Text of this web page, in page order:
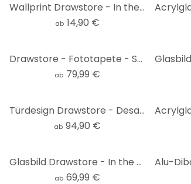
Wallprint Drawstore - In the Livingroom
ab 14,90 €
Drawstore - Fototapete - Swampland
ab 79,99 €
Türdesign Drawstore - Desaster Pin Up Plane Crash
ab 94,90 €
Glasbild Drawstore - In the Livingroom
ab 69,99 €